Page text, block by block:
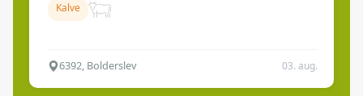
Kalve
6392, Bolderslev 03. aug.